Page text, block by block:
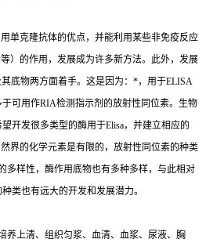
单克隆抗体的优点，并能利用某些非免疫反应
）的作用，发展成为许多新方法。此外，发展
底物两方面着手。这是因为： *，用于ELISA
于可用作RIA检测指示剂的放射性同位素。生物
开发很多类型的酶用于Elisa，并建立相应的
界的化学元素是有限的，放射性同位素的种类
多样性，酶作用底物也有多种多样，与此相对
类也有远大的开发和发展潜力。
养上清、组织匀浆、血清、血浆、尿液、胸